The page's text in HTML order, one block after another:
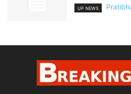
UP NEWS